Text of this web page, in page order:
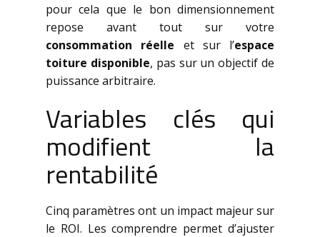
pour cela que le bon dimensionnement
repose avant tout sur votre
consommation réelle et sur l’espace
toiture disponible, pas sur un objectif de
puissance arbitraire.
Variables clés qui
modifient la
rentabilité
Cinq paramètres ont un impact majeur sur
le ROI. Les comprendre permet d’ajuster